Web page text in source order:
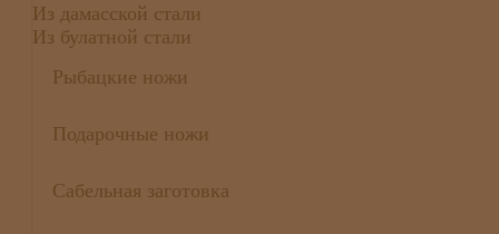
Из дамасской стали
Из булатной стали
Рыбацкие ножи
Подарочные ножи
Сабельная заготовка